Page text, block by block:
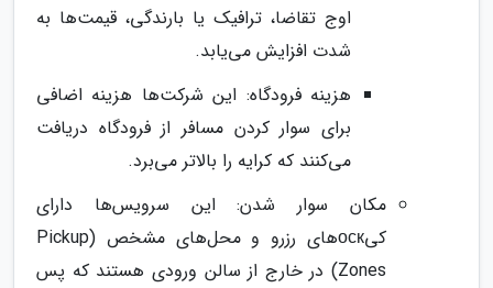
اوج تقاضا، ترافیک یا بارندگی، قیمت‌ها به
شدت افزایش می‌یابد.
هزینه فرودگاه: این شرکت‌ها هزینه اضافی
برای سوار کردن مسافر از فرودگاه دریافت
می‌کنند که کرایه را بالاتر می‌برد.
مکان سوار شدن: این سرویس‌ها دارای
کیоск‌های رزرو و محل‌های مشخص (Pickup
Zones) در خارج از سالن ورودی هستند که پس